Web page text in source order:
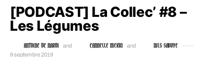
[PODCAST] La Collec’ #8 –
Les Légumes
ANTOINE DE NARDI and CANNELLE MEKKI and NILS SAVOYE
9 septembre 2019